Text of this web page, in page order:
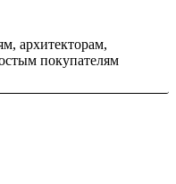
архитекторам,
покупателям